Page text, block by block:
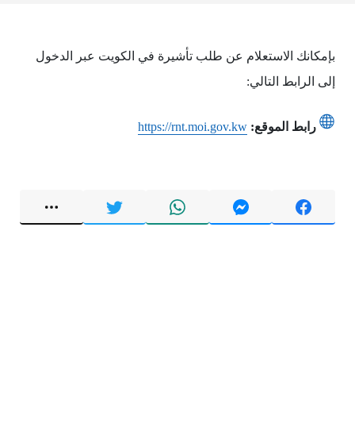
بإمكانك الاستعلام عن طلب تأشيرة في الكويت عبر الدخول
إلى الرابط التالي:
رابط الموقع: https://rnt.moi.gov.kw